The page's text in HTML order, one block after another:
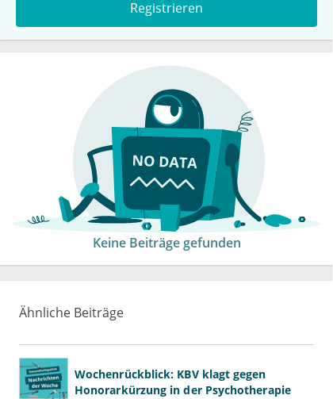
Registrieren
Keine Beiträge gefunden
Ähnliche Beiträge
Wochenrückblick: KBV klagt gegen
Honorarkürzung in der Psychotherapie